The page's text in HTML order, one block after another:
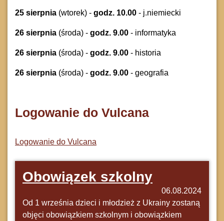
25 sierpnia (wtorek) - godz. 10.00 - j.niemiecki
26 sierpnia (środa) - godz. 9.00 - informatyka
26 sierpnia (środa) - godz. 9.00 - historia
26 sierpnia (środa) - godz. 9.00 - geografia
Logowanie do Vulcana
Logowanie do Vulcana
Obowiązek szkolny
06.08.2024
Od 1 września dzieci i młodzież z Ukrainy zostaną
objęci obowiązkiem szkolnym i obowiązkiem